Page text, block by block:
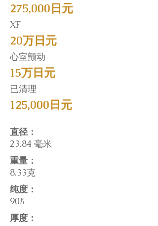
275,000日元
XF
20万日元
心室颤动
15万日元
已清理
125,000日元
直径：
23.84 毫米
重量：
8.33克
纯度：
90%
厚度：